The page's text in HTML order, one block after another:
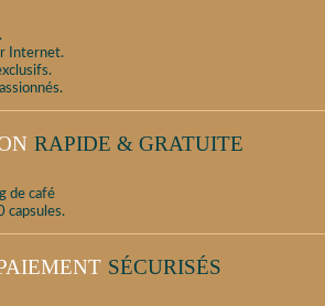
Internet.
RAPIDE & GRATUITE
de café
capsules.
SÉCURISÉS